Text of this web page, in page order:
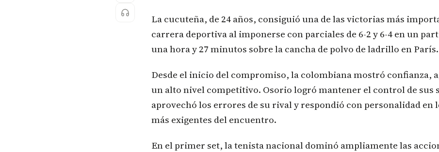
La cucuteña, de 24 años, consiguió una de las victorias más
carrera deportiva al imponerse con parciales de 6-2 y 6-4 en un
una hora y 27 minutos sobre la cancha de polvo de ladrillo en París.
Desde el inicio del compromiso, la colombiana mostró confianza,
un alto nivel competitivo. Osorio logró mantener el control de sus
aprovechó los errores de su rival y respondió con personalidad en
más exigentes del encuentro.
En el primer set, la tenista nacional dominó ampliamente las